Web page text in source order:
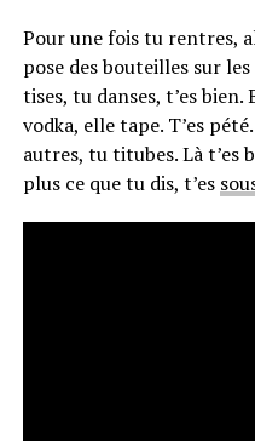
Pour une fois tu rentres,
pose des bouteilles sur
tises, tu danses, t’es
vodka, elle tape. T’es
autres, tu titubes. Là t’es
plus ce que tu dis, t’es